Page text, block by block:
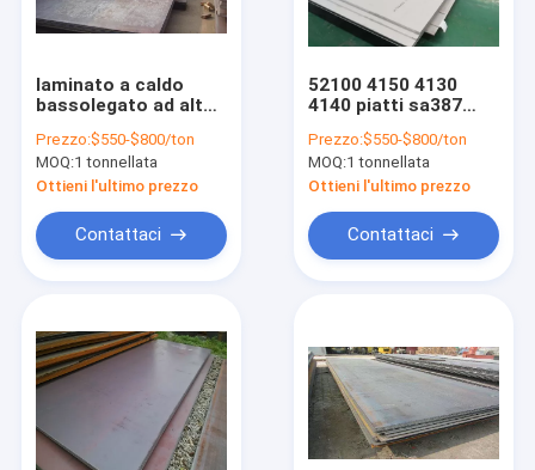
laminato a caldo
bassolegato ad alta
di piatto d'acciaio del
astm A516 Gr 70
16mn q345b
Prezzo:$550-$800/ton
MOQ:1 tonnellata
Ottieni l'ultimo prezzo
Contattaci
52100 4150 4130
4140 piatti sa387
legato 1-1/4cr-1/2mo
Prezzo:$550-$800/ton
MOQ:1 tonnellata
Ottieni l'ultimo prezzo
Contattaci